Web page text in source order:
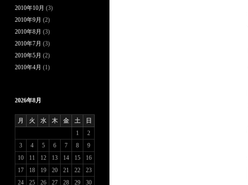
2010年10月 (3)
2010年9月 (2)
2010年8月 (3)
2010年7月 (3)
2010年5月 (2)
2010年4月 (1)
2026年8月
月 火 水 木 金 土 日
1
2
3
4 5 6 7 8
9
10
11 12 13 14 15
16
17
18 19 20 21 22
23
24
25 26 27 28 29
30